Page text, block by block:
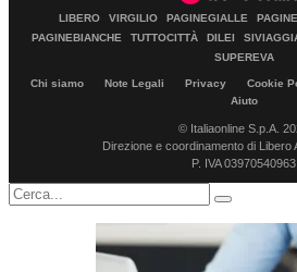
LIBERO VIRGILIO PAGINEGIALLE
PAGINEBIANCHE
TUTTOCITTÀ DILEI
SUPEREVA
Chi siamo Note Legali Privacy Cookie
Aiuto
© Italiaonline S.p.A.
Direzione e coordinamento di Libero
P. IVA 03970540963